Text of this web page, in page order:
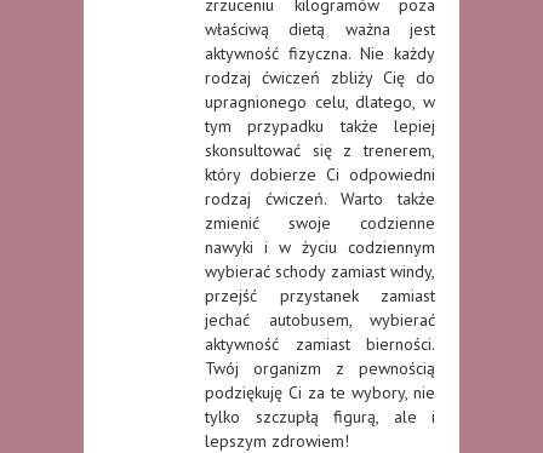
zrzuceniu kilogramów poza
właściwą dietą ważna jest
aktywność fizyczna. Nie każdy
rodzaj ćwiczeń zbliży Cię do
upragnionego celu, dlatego, w
tym przypadku także lepiej
skonsultować się z trenerem,
który dobierze Ci odpowiedni
rodzaj ćwiczeń. Warto także
zmienić swoje codzienne
nawyki i w życiu codziennym
wybierać schody zamiast windy,
przejść przystanek zamiast
jechać autobusem, wybierać
aktywność zamiast bierności.
Twój organizm z pewnością
podziękuję Ci za te wybory, nie
tylko szczupłą figurą, ale i
lepszym zdrowiem!